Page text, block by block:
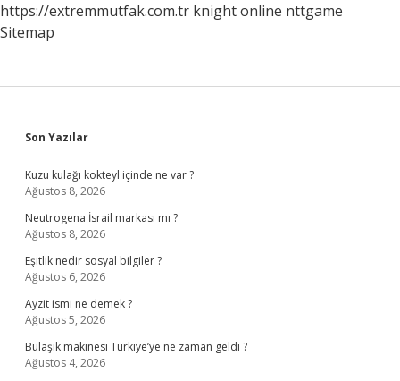
https://extremmutfak.com.tr knight online nttgame
Sitemap
Sidebar
Son Yazılar
Kuzu kulağı kokteyl içinde ne var ?
Ağustos 8, 2026
Neutrogena İsrail markası mı ?
Ağustos 8, 2026
Eşitlik nedir sosyal bilgiler ?
Ağustos 6, 2026
Ayzit ismi ne demek ?
Ağustos 5, 2026
Bulaşık makinesi Türkiye’ye ne zaman geldi ?
Ağustos 4, 2026